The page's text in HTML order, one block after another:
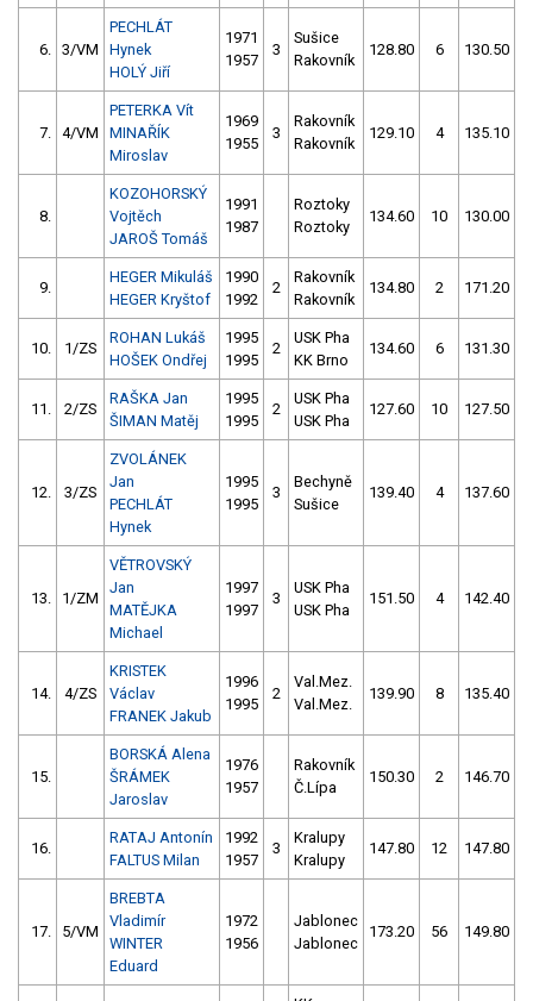
6. 3/VM
PECHLÁT
Hynek
HOLÝ Jiří
1971
1957
3
Sušice
Rakovník
128.80 6 130.50
7. 4/VM
PETERKA Vít
MINAŘÍK
Miroslav
1969
1955
3
Rakovník
Rakovník
129.10 4 135.10
8.
KOZOHORSKÝ
Vojtěch
JAROŠ Tomáš
1991
1987
Roztoky
Roztoky
134.60 10 130.00
9.
HEGER Mikuláš
HEGER Kryštof
1990
1992
2
Rakovník
Rakovník
134.80 2 171.20
10. 1/ZS
ROHAN Lukáš
HOŠEK Ondřej
1995
1995
2
USK Pha
KK Brno
134.60 6 131.30
11. 2/ZS
RAŠKA Jan
ŠIMAN Matěj
1995
1995
2
USK Pha
USK Pha
127.60 10 127.50
12. 3/ZS
ZVOLÁNEK
Jan
PECHLÁT
Hynek
1995
1995
3
Bechyně
Sušice
139.40 4 137.60
13. 1/ZM
VĚTROVSKÝ
Jan
MATĚJKA
Michael
1997
1997
3
USK Pha
USK Pha
151.50 4 142.40
14. 4/ZS
KRISTEK
Václav
FRANEK Jakub
1996
1995
2
Val.Mez.
Val.Mez.
139.90 8 135.40
15.
BORSKÁ Alena
ŠRÁMEK
Jaroslav
1976
1957
Rakovník
Č.Lípa
150.30 2 146.70
16.
RATAJ Antonín
FALTUS Milan
1992
1957
3
Kralupy
Kralupy
147.80 12 147.80
17. 5/VM
BREBTA
Vladimír
WINTER
Eduard
1972
1956
Jablonec
Jablonec
173.20 56 149.80